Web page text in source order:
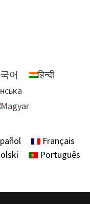
어
हिन्दी
Magyar
Français
Português